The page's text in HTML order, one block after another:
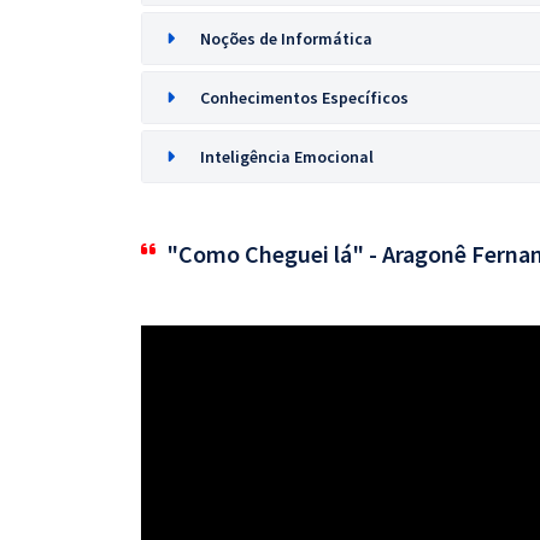
Noções de Informática
Conhecimentos Específicos
Inteligência Emocional
"Como Cheguei lá" - Aragonê